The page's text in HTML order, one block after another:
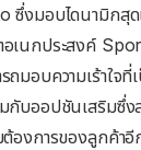
งมอบไดนามิกสุด
เนกประสงค์
มอบความเร้าใจที่
กับออปชันเสริมซึ่ง
องการของลูกค้าอี